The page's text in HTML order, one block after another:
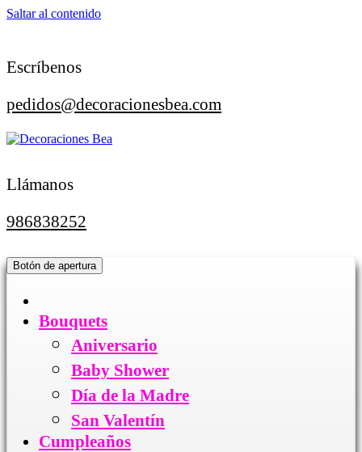
Saltar al contenido
Escríbenos
pedidos@decoracionesbea.com
Llámanos
986838252
Botón de apertura
Bouquets
Aniversario
Baby Shower
Día de la Madre
San Valentín
Cumpleaños